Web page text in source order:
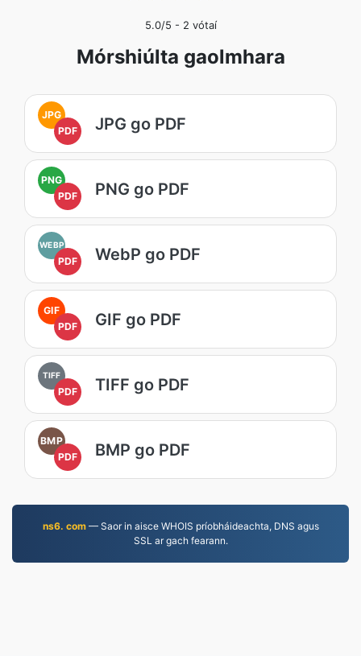
5.0/5 - 2 vótaí
Mórshiúlta gaolmhara
JPG
PDF
JPG go PDF
PNG
PDF
PNG go PDF
WEBP
PDF WebP go PDF
GIF
PDF
GIF go PDF
TIFF
PDF TIFF go PDF
BMP
PDF
BMP go PDF
ns6. com— Saor in aisce WHOIS príobháideachta, DNS agus
SSL ar gach fearann.